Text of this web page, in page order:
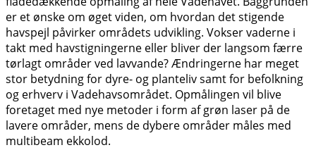
er et ønske om øget viden, om hvordan det stigende
havspejl påvirker områdets udvikling. Vokser vaderne i
takt med havstigningerne eller bliver der langsom færre
tørlagt områder ved lavvande? Ændringerne har meget
stor betydning for dyre- og planteliv samt for befolkning
og erhverv i Vadehavsområdet. Opmålingen vil blive
foretaget med nye metoder i form af grøn laser på de
lavere områder, mens de dybere områder måles med
multibeam ekkolod.